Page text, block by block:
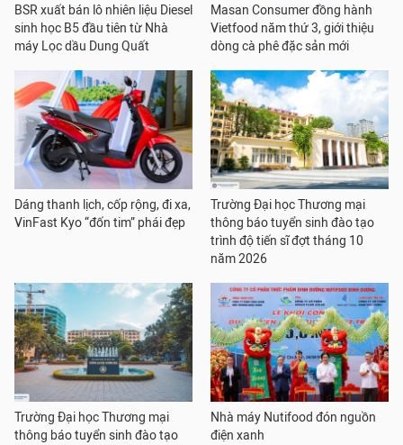
BSR xuất bán lô nhiên liệu Diesel
sinh học B5 đầu tiên từ Nhà
máy Lọc dầu Dung Quất
Masan Consumer đồng hành
Vietfood năm thứ 3, giới thiệu
dòng cà phê đặc sản mới
Dáng thanh lịch, cốp rộng, đi xa,
VinFast Kyo “đốn tim” phái đẹp
Trường Đại học Thương mại
thông báo tuyển sinh đào tạo
trình độ tiến sĩ đợt tháng 10
năm 2026
Trường Đại học Thương mại
thông báo tuyển sinh đào tạo
Nhà máy Nutifood đón nguồn
điện xanh